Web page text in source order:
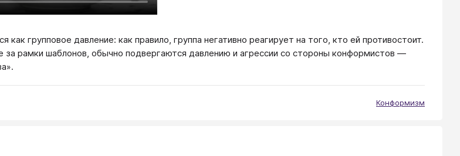
как групповое давление: как правило, группа негативно реагирует на того, кто ей противостоит.
рамки шаблонов, обычно подвергаются давлению и агрессии со стороны конформистов —
Конформизм